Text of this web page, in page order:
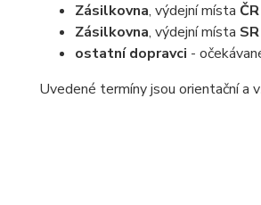
Zásilkovna, výdejní místa ČR
Zásilkovna, výdejní místa SR
ostatní dopravci -
Uvedené termíny jsou orientační a